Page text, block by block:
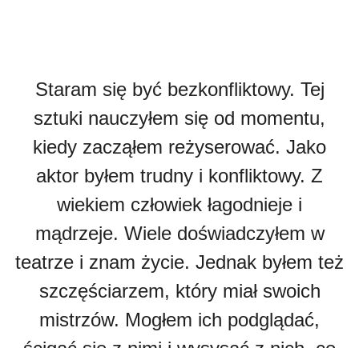
Staram się być bezkonfliktowy. Tej
sztuki nauczyłem się od momentu,
kiedy zacząłem reżyserować. Jako
aktor byłem trudny i konfliktowy. Z
wiekiem człowiek łagodnieje i
mądrzeje. Wiele doświadczyłem w
teatrze i znam życie. Jednak byłem też
szczęściarzem, który miał swoich
mistrzów. Mogłem ich podglądać,